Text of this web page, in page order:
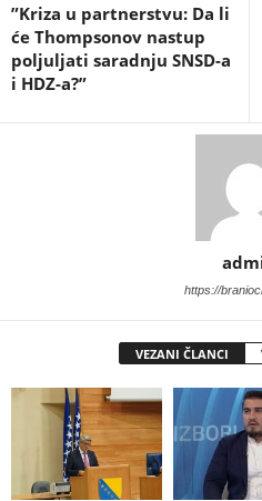
​”Kriza u partnerstvu: Da li
će Thompsonov nastup
poljuljati saradnju SNSD-a
i HDZ-a?”
https://
VEZANI ČLANCI